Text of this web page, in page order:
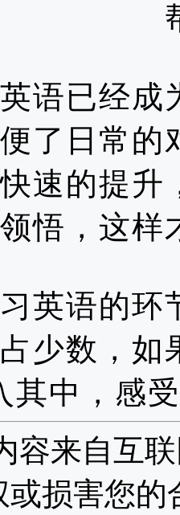
语已经成
了日常的
速的提升
悟，这样
英语的环
少数，如
其中，感
容来自互
损害您